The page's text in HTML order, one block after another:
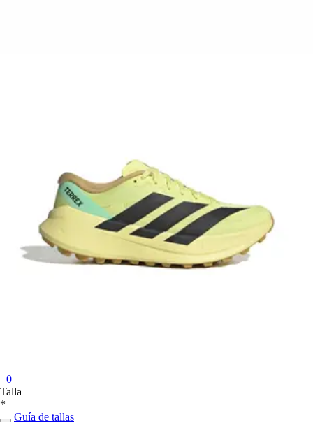
+0
Talla
*
Guía de tallas